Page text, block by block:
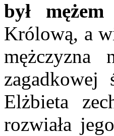
był
Królową, a
Elżbieta
rozwiała